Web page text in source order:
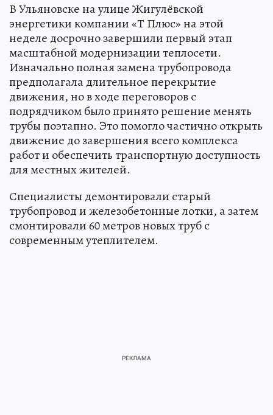
В Ульяновске на улице Жигулёвской
энергетики компании «Т Плюс» на этой
неделе досрочно завершили первый этап
масштабной модернизации теплосети.
Изначально полная замена трубопровода
предполагала длительное перекрытие
движения, но в ходе переговоров с
подрядчиком было принято решение менять
трубы поэтапно. Это помогло частично открыть
движение до завершения всего комплекса
работ и обеспечить транспортную доступность
для местных жителей.
Специалисты демонтировали старый
трубопровод и железобетонные лотки, а затем
смонтировали 60 метров новых труб с
современным утеплителем.